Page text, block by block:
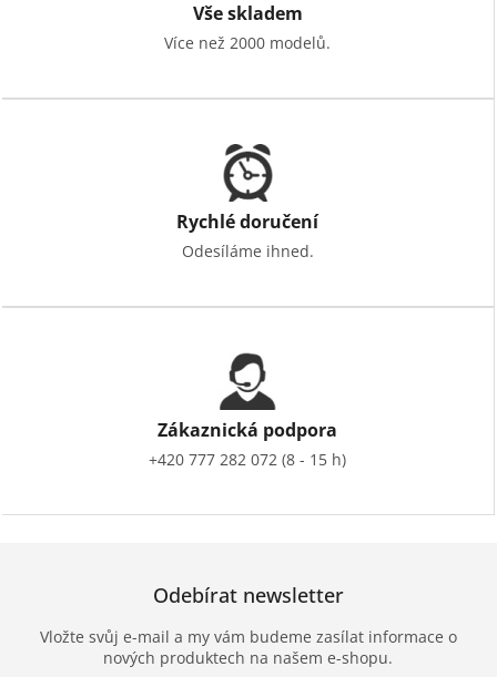
Vše skladem
Více než 2000 modelů.
Rychlé doručení
Odesíláme ihned.
Zákaznická podpora
+420 777 282 072 (8 - 15 h)
Odebírat newsletter
Vložte svůj e-mail a my vám budeme zasílat informace o
nových produktech na našem e-shopu.